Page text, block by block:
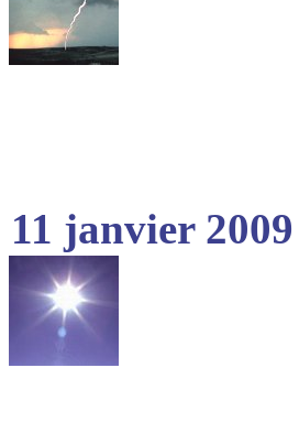
11 janvier 2009